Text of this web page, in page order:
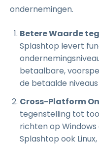
ondernemingen.
Betere Waarde
Splashtop levert
betaalbare,
de betaalde
Cross-Platform
tegenstelling tot
richten op
Splashtop ook